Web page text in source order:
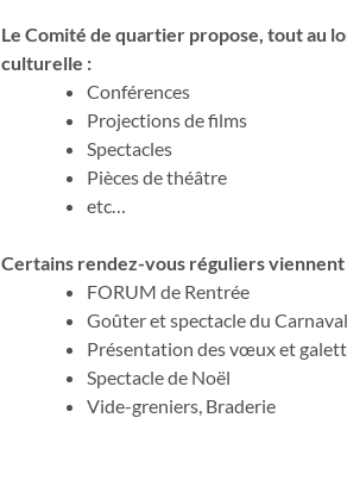
Le Comité de quartier propose, tout au
culturelle :
Conférences
Projections de films
Spectacles
Pièces de théâtre
etc…
Certains rendez-vous réguliers
FORUM de Rentrée
Goûter et spectacle du
Présentation des vœux et
Spectacle de Noël
Vide-greniers, Braderie